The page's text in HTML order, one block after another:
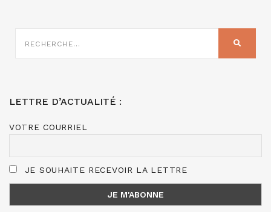
SUR
LETTRE D’ACTUALITÉ :
VOTRE COURRIEL
JE SOUHAITE RECEVOIR LA LETTRE